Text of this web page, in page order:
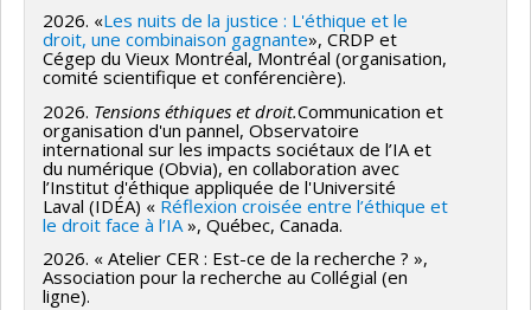
2026. «Les nuits de la justice : L'éthique et le
droit, une combinaison gagnante», CRDP et
Cégep du Vieux Montréal, Montréal (organisation,
comité scientifique et conférencière).
2026. Tensions éthiques et droit.Communication et
organisation d'un pannel, Observatoire
international sur les impacts sociétaux de l’IA et
du numérique (Obvia), en collaboration avec
l’Institut d'éthique appliquée de l'Université
Laval (IDÉA) « Réflexion croisée entre l’éthique et
le droit face à l’IA », Québec, Canada.
2026. « Atelier CER : Est-ce de la recherche ? »,
Association pour la recherche au Collégial (en
ligne).